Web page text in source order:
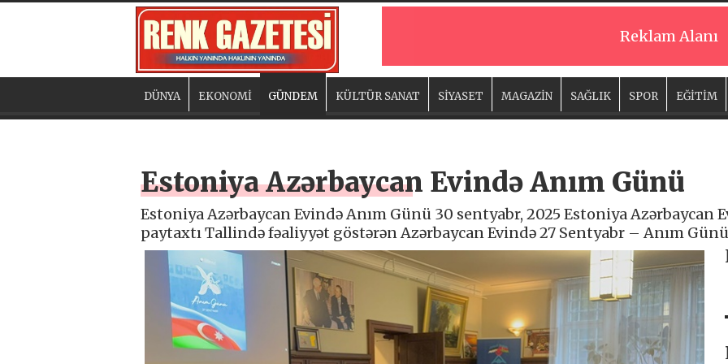
Reklam Alanı
DÜNYA EKONOMİ GÜNDEM KÜLTÜR SANAT SİYASET MAGAZİN SAĞLIK SPOR EĞİTİM
Estoniya Azərbaycan Evində Anım Günü
Estoniya Azərbaycan Evində Anım Günü 30 sentyabr, 2025 Estoniya Azərbaycan
paytaxtı Tallində fəaliyyət göstərən Azərbaycan Evində 27 Sentyabr – Anım